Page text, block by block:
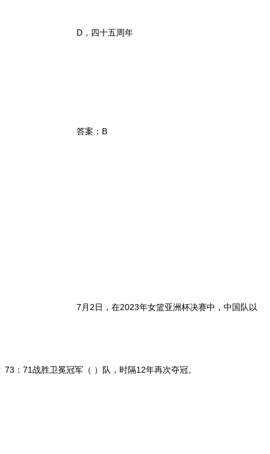
D，四十五周年
答案：B
7月2日，在2023年女篮亚洲杯决赛中，中国队以
73：71战胜卫冕冠军（ ）队，时隔12年再次夺冠。